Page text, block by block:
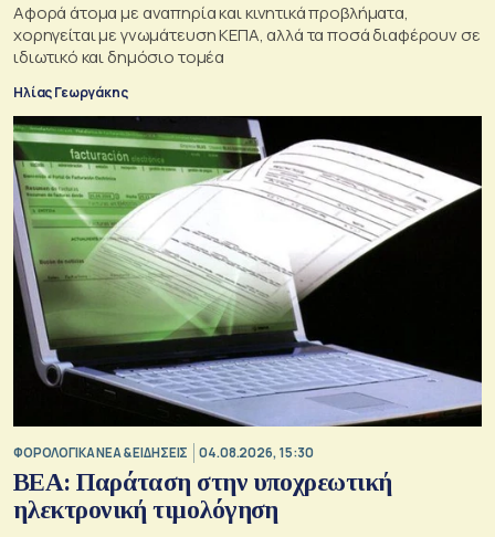
Αφορά άτομα με αναπηρία και κινητικά προβλήματα,
χορηγείται με γνωμάτευση ΚΕΠΑ, αλλά τα ποσά διαφέρουν σε
ιδιωτικό και δημόσιο τομέα
Ηλίας Γεωργάκης
ΦΟΡΟΛΟΓΙΚΑ ΝΕΑ & EΙΔΗΣΕΙΣ 04.08.2026, 15:30
BEA: Παράταση στην υποχρεωτική
ηλεκτρονική τιμολόγηση